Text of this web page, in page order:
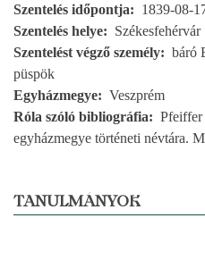
Szentelés időpontja
1839-08-
Szentelés helye
Székesfehérvár
Szentelést végző személy
báró
püspök
Egyházmegye
Veszprém
Róla szóló bibliográfia
Pfeiffer
egyházmegye történeti névtára.
TANULMÁNYOK